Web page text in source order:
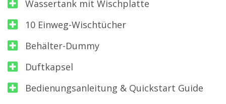
Wassertank mit Wischplatte
10 Einweg-Wischtücher
Behälter-Dummy
Duftkapsel
Bedienungsanleitung & Quickstart Guide